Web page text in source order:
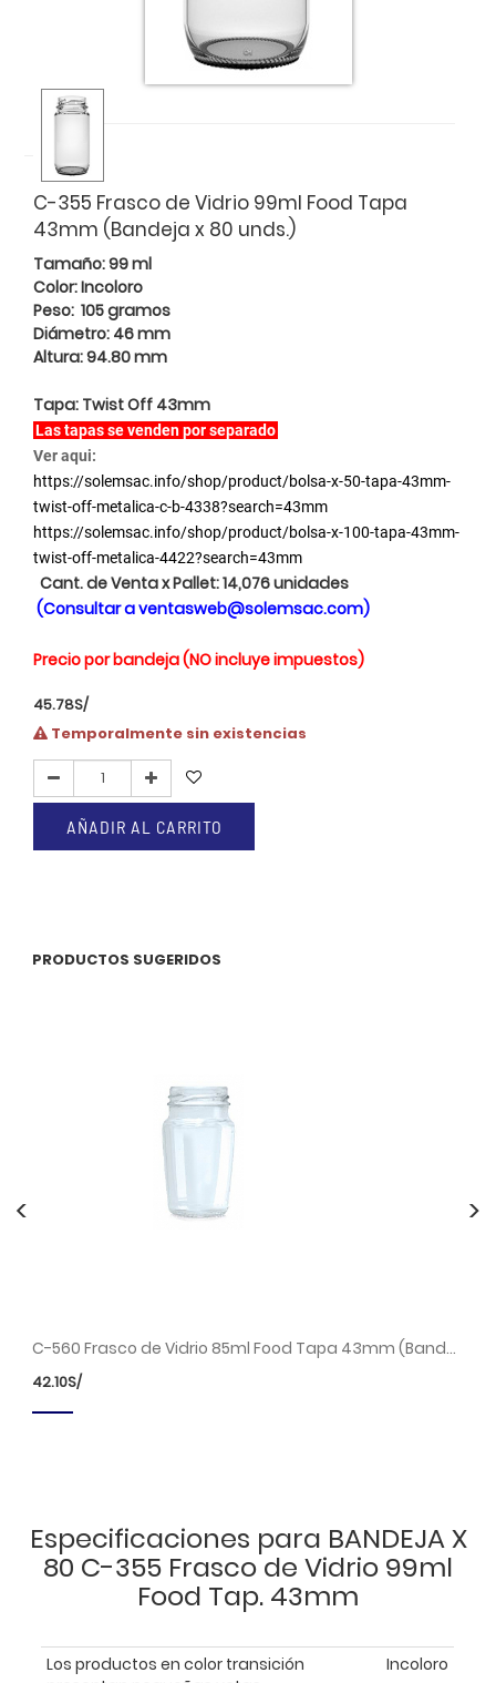
C-355 Frasco de Vidrio 99ml Food Tapa
43mm (Bandeja x 80 unds.)
Tamaño: 99 ml
Color: Incoloro
Peso: 105 gramos
Diámetro: 46 mm
Altura: 94.80 mm
Tapa: Twist Off 43mm
Las tapas se venden por separado
Ver aqui:
https://solemsac.info/shop/product/bolsa-x-50-tapa-43mm-
twist-off-metalica-c-b-4338?search=43mm
https://solemsac.info/shop/product/bolsa-x-100-tapa-43mm-
twist-off-metalica-4422?search=43mm
Cant. de Venta x Pallet: 14,076 unidades
(Consultar aventasweb@solemsac.com)
Precio por bandeja (NO incluye impuestos)
S/
45.78
Temporalmente sin existencias
AÑADIR AL CARRITO
PRODUCTOS SUGERIDOS
C-560 Frasco de Vidrio 85ml Food Tapa 43mm (Bandeja x 80 unds.)
S/
42.10
< >
Especificaciones para BANDEJA X
80 C-355 Frasco de Vidrio 99ml
Food Tap. 43mm
Los productos en color transición
Incoloro